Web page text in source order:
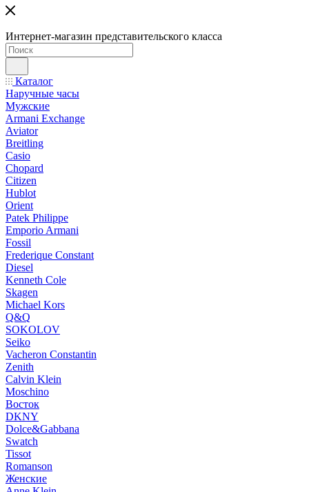
Интернет-магазин представительского класса
Каталог
Наручные часы
Мужские
Armani Exchange
Aviator
Breitling
Casio
Chopard
Citizen
Hublot
Orient
Patek Philippe
Emporio Armani
Fossil
Frederique Constant
Diesel
Kenneth Cole
Skagen
Michael Kors
Q&Q
SOKOLOV
Seiko
Vacheron Constantin
Zenith
Calvin Klein
Moschino
Восток
DKNY
Dolce&Gabbana
Swatch
Tissot
Romanson
Женские